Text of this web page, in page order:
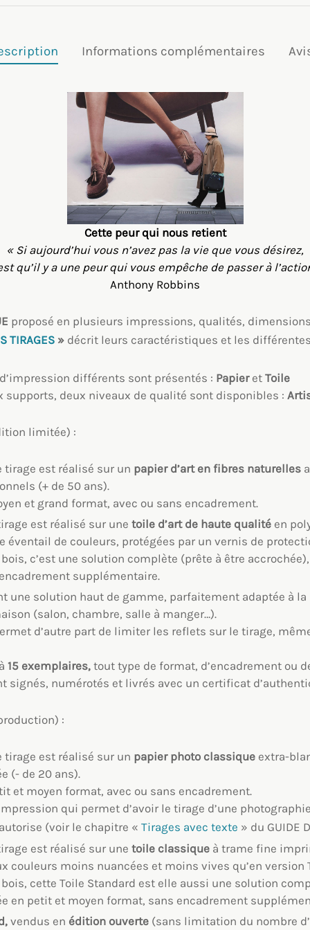
Informations complémentaires
Cette peur qui nous retient
« Si aujourd’hui vous n’avez pas la vie que vous désirez,
qu’il y a une peur qui vous empêche de passer à
Anthony Robbins
proposé en plusieurs impressions, qualités,
TIRAGES » décrit leurs caractéristiques et les
différents sont présentés : Papieret Toile
supports, deux niveaux de qualité sont disponibles :
limitée) :
tirage est réalisé sur un papier d’art en fibres naturelles
(+ de 50 ans).
et grand format, avec ou sans encadrement.
est réalisé sur une toile d’art de haute qualité en
éventail de couleurs, protégées par un vernis de
c’est une solution complète (prête à être
supplémentaire.
une solution haut de gamme, parfaitement adaptée à
(salon, chambre, salle à manger…).
d’autre part de limiter les reflets sur le tirage,
15 exemplaires, tout type de format, d’encadrement ou
signés, numérotés et livrés avec un certificat
:
tirage est réalisé sur un papier photo classique extra-
(- de 20 ans).
et moyen format, avec ou sans encadrement.
qui permet d’avoir le tirage d’une
(voir le chapitre « Tirages avec texte » du GUIDE
est réalisé sur une toile classique à trame fine
couleurs moins nuancées et moins vives qu’en version
cette Toile Standard est elle aussi une solution
en petit et moyen format, sans encadrement
vendus en édition ouverte(sans limitation du nombre